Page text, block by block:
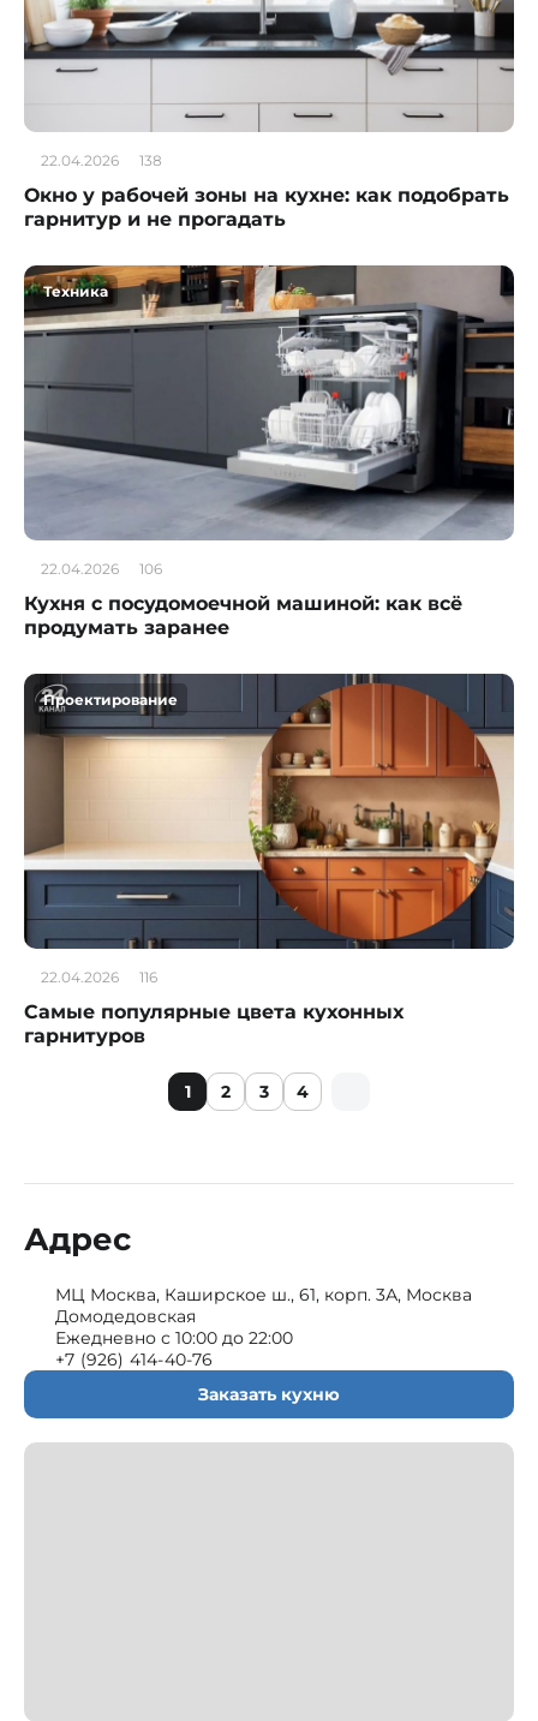
22.04.2026 138
Окно у рабочей зоны на кухне: как подобрать
гарнитур и не прогадать
Техника
22.04.2026 106
Кухня с посудомоечной машиной: как всё
продумать заранее
Проектирование
22.04.2026 116
Самые популярные цвета кухонных
гарнитуров
1 2 3 4
Адрес
МЦ Москва, Каширское ш., 61, корп. 3А, Москва
Домодедовская
Ежедневно с 10:00 до 22:00
+7 (926) 414-40-76
Заказать кухню